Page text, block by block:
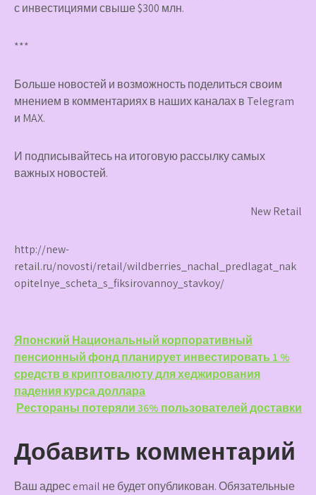
с инвестициями свыше $300 млн.
***
Больше новостей и возможность поделиться своим
мнением в комментариях в наших каналах в Telegram
и MAX.
И подписывайтесьна итоговую рассылку самых
важных новостей.
New Retail
http://new-
retail.ru/novosti/retail/wildberries_nachal_predlagat_nak
opitelnye_scheta_s_fiksirovannoy_stavkoy/
Навигация
по
записям
Японский Национальный корпоративный
пенсионный фонд планирует инвестировать 1 %
средств в криптовалюту для хеджирования
падения курса доллара
Рестораны потеряли 36% пользователей доставки
Добавить комментарий
Ваш адрес email не будет опубликован.Обязательные